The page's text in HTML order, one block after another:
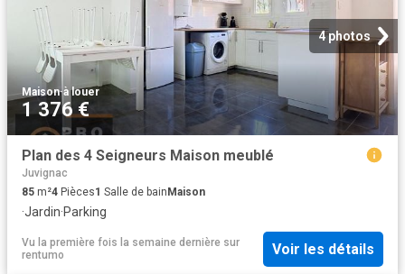
4 photos
Maison·à louer
1 376 €
Plan des 4 Seigneurs Maison meublé
Juvignac
85 m²4 Pièces1 Salle de bain Maison
·Jardin·Parking
Vu la première fois la semaine dernière sur
rentumo
Voir les détails